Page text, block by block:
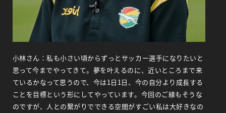
小林さん：私も小さい頃からずっとサッカー選手になりたいと
思って今までやってきて。夢を叶えるのに、近いところまで来
ているかなって思うので、今は1日1日、今の自分より成長する
ことを目標という形にしてやっています。今回のご縁もそうな
のですが、人との繋がりでできる空間がすごい私は大好きなの